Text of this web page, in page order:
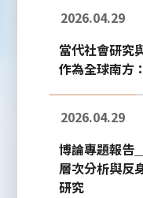
2026.04.29
當代社會研究
作為全球南方
2026.04.29
博論專題報告
層次分析與反
研究